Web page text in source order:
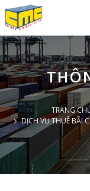
TRANG
DỊCH VỤ THUÊ BÃI